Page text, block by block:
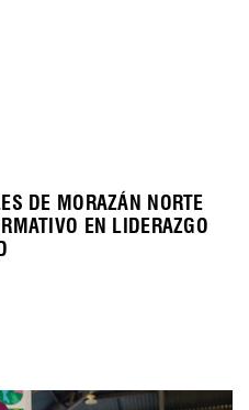
DE MORAZÁN NORTE
EN LIDERAZGO